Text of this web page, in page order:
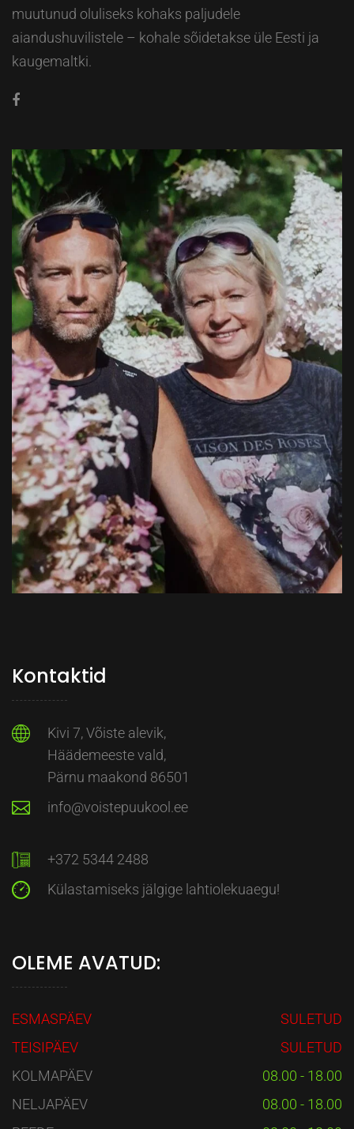
muutunud oluliseks kohaks paljudele
aiandushuvilistele – kohale sõidetakse üle Eesti ja
kaugemaltki.
Kontaktid
Kivi 7, Võiste alevik,
Häädemeeste vald,
Pärnu maakond 86501
info@voistepuukool.ee
+372 5344 2488
Külastamiseks jälgige lahtiolekuaegu!
OLEME AVATUD:
ESMASPÄEV
SULETUD
TEISIPÄEV
SULETUD
KOLMAPÄEV
08.00 - 18.00
NELJAPÄEV
08.00 - 18.00